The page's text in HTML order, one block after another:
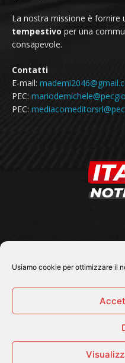
Usiamo cookie per ottimizzare il
La nostra missione è fornire
tempestivo per una
consapevole.
Contatti
E-mail:
PEC:
PEC:
© 2026 Tutti i diritti riservati -
Cronaca